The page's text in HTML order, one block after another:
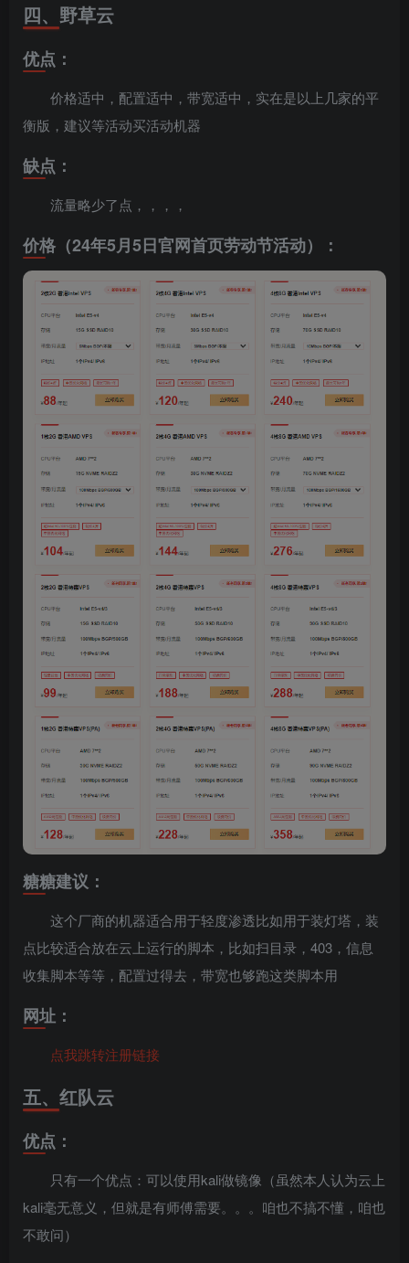
四、野草云
优点：
价格适中，配置适中，带宽适中，实在是以上几家的平
衡版，建议等活动买活动机器
缺点：
流量略少了点，，，，
价格（24年5月5日官网首页劳动节活动）：
糖糖建议：
这个厂商的机器适合用于轻度渗透比如用于装灯塔，装
点比较适合放在云上运行的脚本，比如扫目录，403，信息
收集脚本等等，配置过得去，带宽也够跑这类脚本用
网址：
点我跳转注册链接
五、红队云
优点：
只有一个优点：可以使用kali做镜像（虽然本人认为云上
kali毫无意义，但就是有师傅需要。。。咱也不搞不懂，咱也
不敢问）